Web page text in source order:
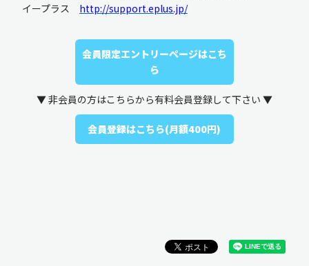
イープラス http://support.eplus.jp/
会員限定エントリーページはこち
ら
▼ 非会員の方はこちらから有料会員登録して下さい ▼
会員登録はこちら(月額400円)